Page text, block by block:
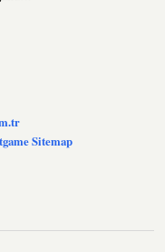
Sitemap